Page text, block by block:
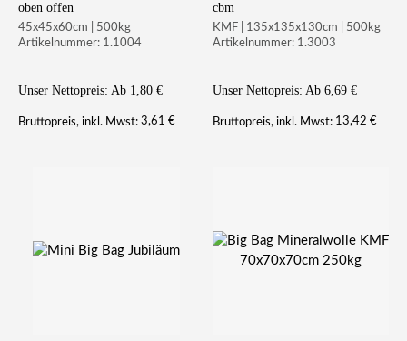
oben offen
45x45x60cm | 500kg
Artikelnummer: 1.1004
Unser Nettopreis: Ab 1,80 €
Bruttopreis, inkl. Mwst: 3,61€
cbm
KMF | 135x135x130cm | 500kg
Artikelnummer: 1.3003
Unser Nettopreis: Ab 6,69 €
Bruttopreis, inkl. Mwst: 13,42€